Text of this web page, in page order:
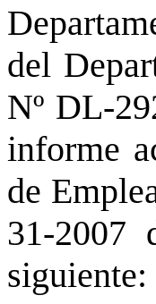
del
Nº DL-
informe
de
31-2007
siguiente: